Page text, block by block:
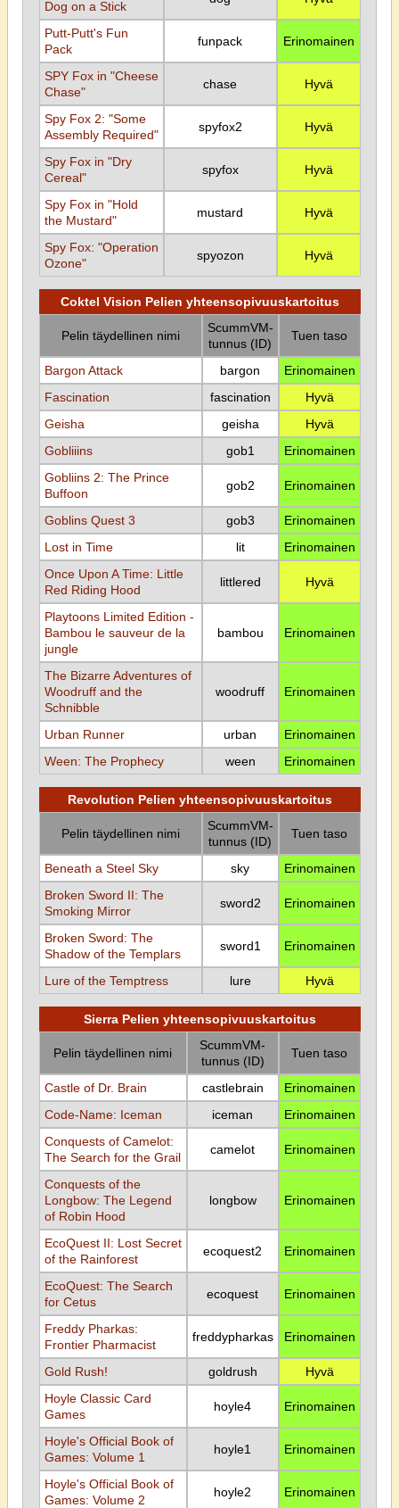
Dog on a Stick
Putt-Putt's Fun
Pack
funpack Erinomainen
SPY Fox in "Cheese
Chase"
chase Hyvä
Spy Fox 2: "Some
Assembly Required"
spyfox2 Hyvä
Spy Fox in "Dry
Cereal"
spyfox Hyvä
Spy Fox in "Hold
the Mustard"
mustard Hyvä
Spy Fox: "Operation
Ozone"
spyozon Hyvä
Coktel Vision Pelien yhteensopivuuskartoitus
Pelin täydellinen nimi
ScummVM-
tunnus (ID)
Tuen taso
Bargon Attack bargon
Erinomainen
Fascination
fascination
Hyvä
Geisha
geisha
Hyvä
Gobliiins
gob1
Erinomainen
Gobliins 2: The Prince
Buffoon
gob2 Erinomainen
Goblins Quest 3 gob3
Erinomainen
Lost in Time
lit
Erinomainen
Once Upon A Time: Little
Red Riding Hood
littlered Hyvä
Playtoons Limited Edition -
Bambou le sauveur de la
jungle
bambou Erinomainen
The Bizarre Adventures of
Woodruff and the
Schnibble
woodruff Erinomainen
Urban Runner urban
Erinomainen
Ween: The Prophecy
ween Erinomainen
Revolution Pelien yhteensopivuuskartoitus
Pelin täydellinen nimi
ScummVM-
tunnus (ID)
Tuen taso
Beneath a Steel Sky sky
Erinomainen
Broken Sword II: The
Smoking Mirror
sword2 Erinomainen
Broken Sword: The
Shadow of the Templars
sword1 Erinomainen
Lure of the Temptress lure Hyvä
Sierra Pelien yhteensopivuuskartoitus
Pelin täydellinen nimi
ScummVM-
tunnus (ID)
Tuen taso
Castle of Dr. Brain castlebrain
Erinomainen
Code-Name: Iceman
iceman
Erinomainen
Conquests of Camelot:
The Search for the Grail
camelot Erinomainen
Conquests of the
Longbow: The Legend
of Robin Hood
longbow Erinomainen
EcoQuest II: Lost Secret
of the Rainforest
ecoquest2 Erinomainen
EcoQuest: The Search
for Cetus
ecoquest Erinomainen
Freddy Pharkas:
Frontier Pharmacist
freddypharkas Erinomainen
Gold Rush! goldrush
Hyvä
Hoyle Classic Card
Games
hoyle4 Erinomainen
Hoyle's Official Book of
Games: Volume 1
hoyle1 Erinomainen
Hoyle's Official Book of
Games: Volume 2
hoyle2 Erinomainen